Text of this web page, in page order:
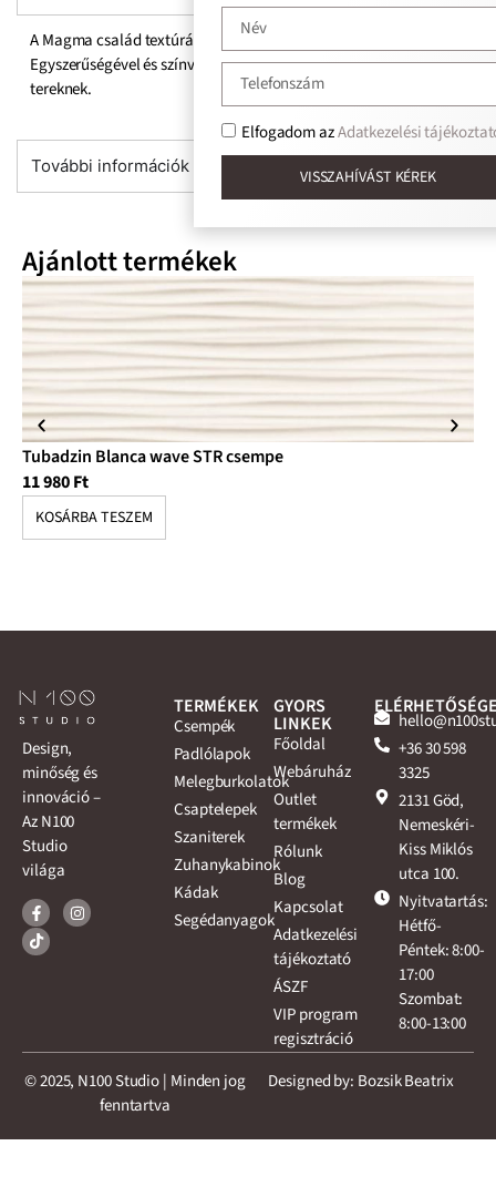
A Magma család textúrát és színt nyújt a tereknek.
Egyszerűségével és színvilágával tökéletes kiegészítője a
tereknek.
További információk
Ajánlott termékek
Tubadzin Blanca wave STR csempe
11 980Ft
KOSÁRBA TESZEM
Design,
minőség és
innováció –
Az N100
Studio
világa
TERMÉKEK
Csempék
Padlólapok
Melegburkolatok
Csaptelepek
Szaniterek
Zuhanykabinok
Kádak
Segédanyagok
GYORS
LINKEK
Főoldal
Webáruház
Outlet
termékek
Rólunk
Blog
Kapcsolat
Adatkezelési
tájékoztató
ÁSZF
VIP program
regisztráció
+36 30 598
3325
2131 Göd,
Nemeskéri-
Kiss Miklós
utca 100.
Nyitvatartás:
Hétfő-
Péntek: 8:00-
17:00
Szombat:
8:00-13:00
© 2025, N100 Studio | Minden jog
fenntartva
Designed by: Bozsik Beatrix
Elfogadom azAdatkezelési
VISSZAHÍVÁST KÉREK